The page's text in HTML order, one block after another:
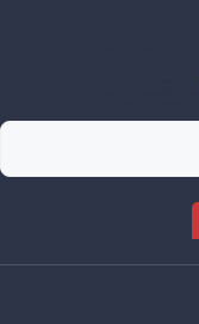
Rechercher